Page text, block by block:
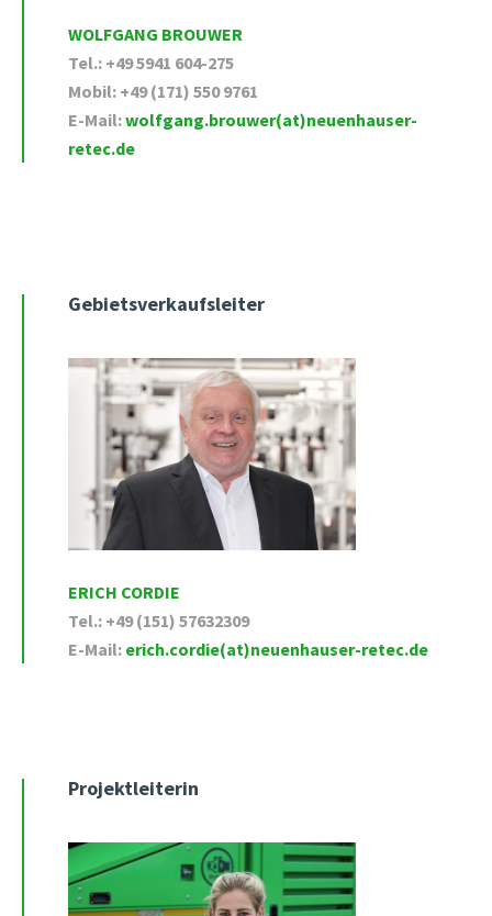
WOLFGANG BROUWER
Tel.: +49 5941 604-275
Mobil: +49 (171) 550 9761
E-Mail:wolfgang.brouwer(at)neuenhauser-
retec.de
Gebietsverkaufsleiter
ERICH CORDIE
Tel.: +49 (151) 57632309
E-Mail: erich.cordie(at)neuenhauser-retec.de
Projektleiterin